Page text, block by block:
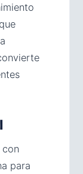
que
con
para